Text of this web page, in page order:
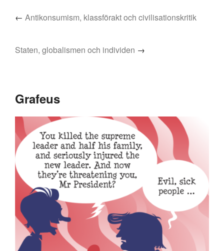
← Antikonsumism, klassförakt och civilisationskritik
Staten, globalismen och individen →
Grafeus